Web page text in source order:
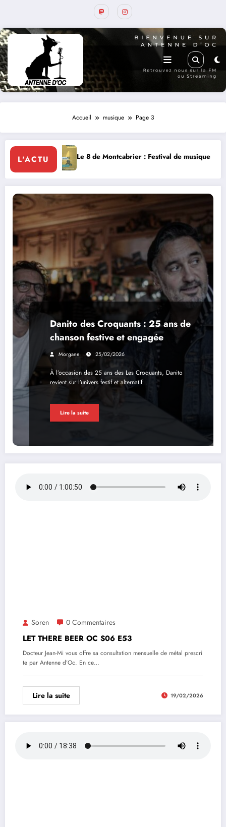
Accueil musique Page 3
L'ACTU
Le 8 de Montcabrier : Festival de musique classique le 8 et 9 août
Danito des Croquants : 25 ans de
chanson festive et engagée
Morgane 25/02/2026
À l’occasion des 25 ans des Les Croquants, Danito
revient sur l’univers festif et alternatif…
Lire la suite
Soren 0 Commentaires
LET THERE BEER OC S06 E53
Docteur Jean-Mi vous offre sa consultation mensuelle de métal prescri
te par Antenne d’Oc. En ce…
Lire la suite 19/02/2026